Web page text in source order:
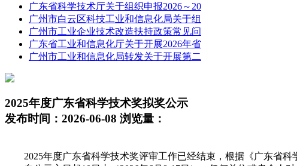
广东省科学技术厅关于组织申报2026～20
广州市白云区科技工业和信息化局关于组
广州市工业企业技术改造扶持政策常见问
广东省工业和信息化厅关于开展2026年省
广州市工业和信息化局转发关于开展第二
2025年度广东省科学技术奖拟奖公示
发布时间：2026-06-08 浏览量：
2025年度广东省科学技术奖评审工作已经结束，根据《广东省科